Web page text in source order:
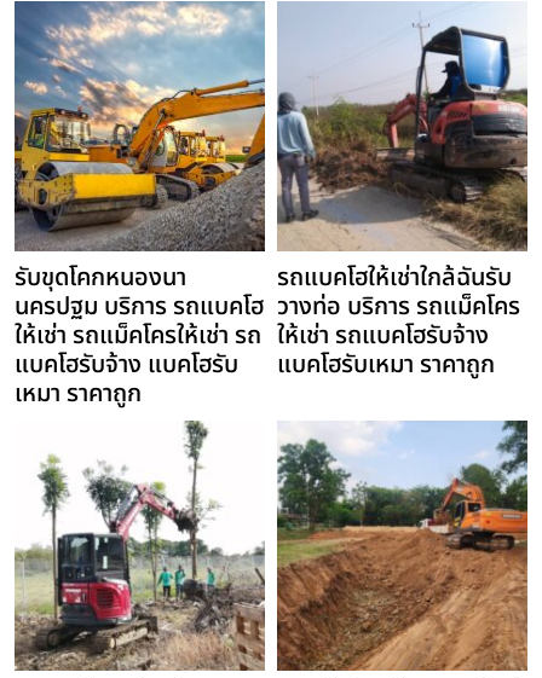
รับขุดโคกหนองนา
นครปฐม บริการ รถแบคโฮ
ให้เช่า รถแม็คโครให้เช่า รถ
แบคโฮรับจ้าง แบคโฮรับ
เหมา ราคาถูก
รถแบคโฮให้เช่าใกล้ฉันรับ
วางท่อ บริการ รถแม็คโคร
ให้เช่า รถแบคโฮรับจ้าง
แบคโฮรับเหมา ราคาถูก